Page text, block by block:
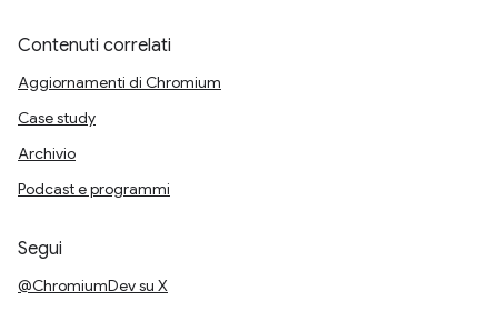
Contenuti correlati
Aggiornamenti di Chromium
Case study
Archivio
Podcast e programmi
Segui
@ChromiumDev su X